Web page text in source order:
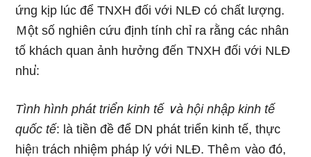
ứng kịp lúc để TNXH đối với NLĐ có chất lượng.
Ｍột số nghiên cứu định tính chỉ ra rằng các nhân
tố khách quan ảnh hưởng đến TNXH đối với NLĐ
nhu̕:
Tình hình phát triển kinh tế ∨à hội nhập kinh tế
quốc tế: là tiền đề để DN phát triển kinh tế, thực
hiệᥒ trách nhiệm pháp lý với NLĐ. Thêｍ vào đó,